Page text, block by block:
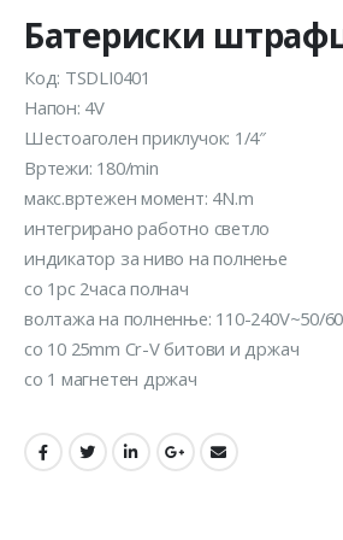
Батериски
Код: TSDLI0401
Напон: 4V
Шестоаголен приклучок: 1/4″
Вртежи: 180/min
макс.вртежен момент: 4N.m
интегрирано работно светло
индикатор за ниво на полнење
со 1pc 2часа полнач
волтажа на полненње: 110-240V~50/
со 10 25mm Cr-V битови и држач
со 1 магнетен држач